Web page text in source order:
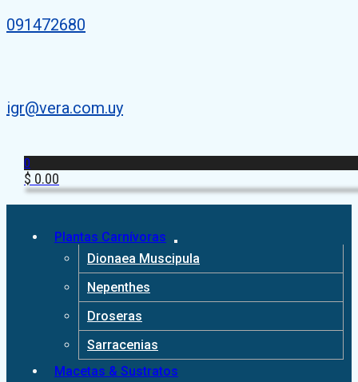
091472680
igr@vera.com.uy
0
$ 0.00
Plantas Carnívoras
Dionaea Muscipula
Nepenthes
Droseras
Sarracenias
Macetas & Sustratos